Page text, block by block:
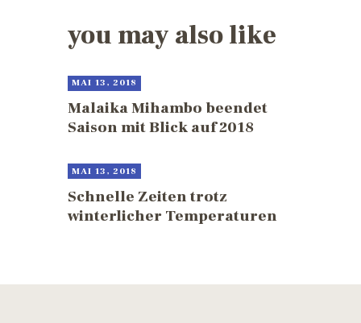
you may also like
MAI 13, 2018
Malaika Mihambo beendet
Saison mit Blick auf 2018
MAI 13, 2018
Schnelle Zeiten trotz
winterlicher Temperaturen